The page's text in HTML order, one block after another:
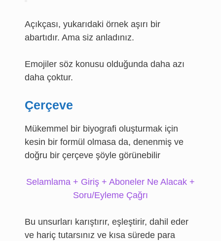
Açıkçası, yukarıdaki örnek aşırı bir
abartıdır. Ama siz anladınız.
Emojiler söz konusu olduğunda daha azı
daha çoktur.
Çerçeve
Mükemmel bir biyografi oluşturmak için
kesin bir formül olmasa da, denenmiş ve
doğru bir çerçeve şöyle görünebilir
Selamlama + Giriş + Aboneler Ne Alacak +
Soru/Eyleme Çağrı
Bu unsurları karıştırır, eşleştirir, dahil eder
ve hariç tutarsınız ve kısa sürede para